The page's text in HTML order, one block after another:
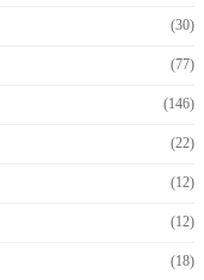
(30)
(77)
(146)
(22)
(12)
(12)
(18)